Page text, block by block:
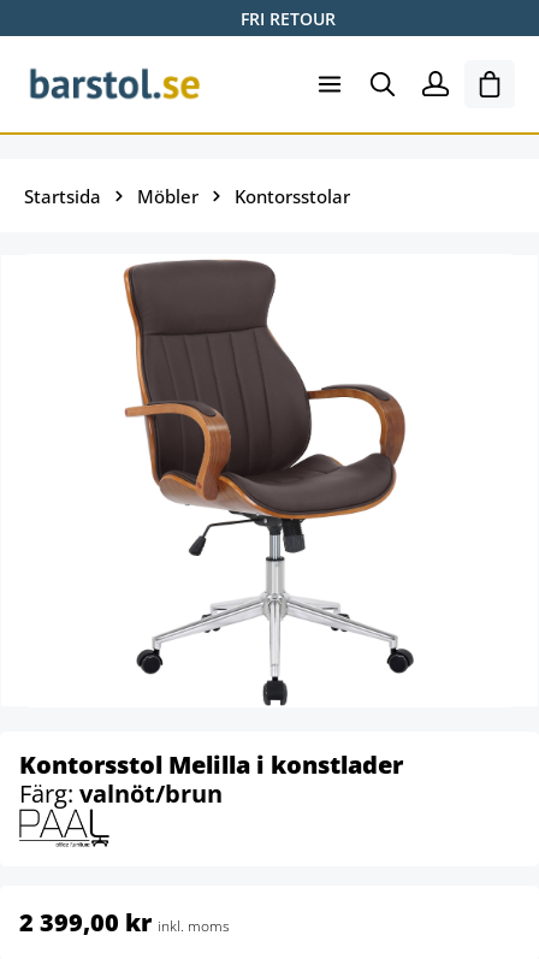
FRI RETOUR
Startsida Möbler Kontorsstolar
Kontorsstol Melilla i konstlader
Färg: valnöt/brun
2 399,00 kr inkl. moms